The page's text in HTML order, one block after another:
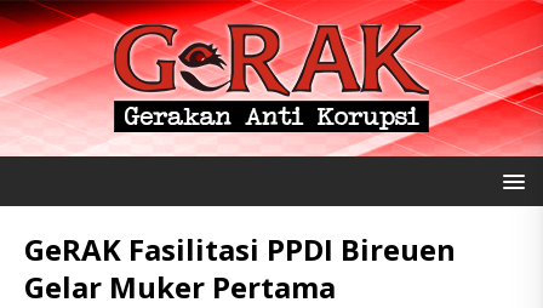
GeRAK Fasilitasi PPDI Bireuen
Gelar Muker Pertama